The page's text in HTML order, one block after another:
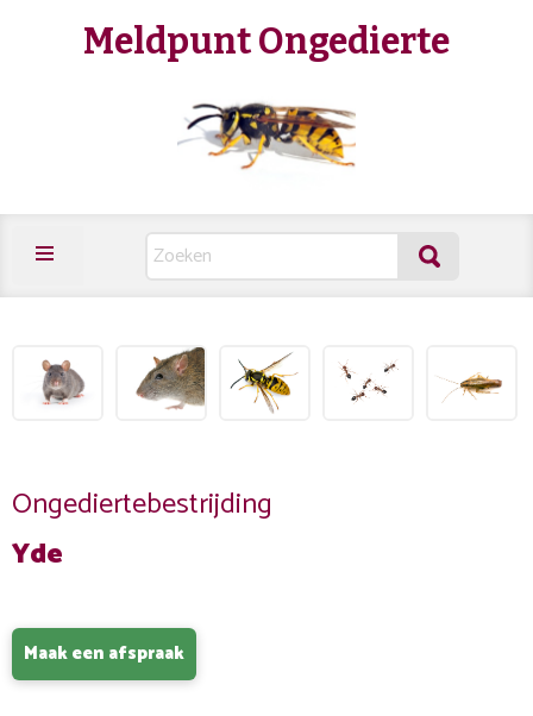
Meldpunt Ongedierte
Ongediertebestrijding
Yde
Maak een afspraak